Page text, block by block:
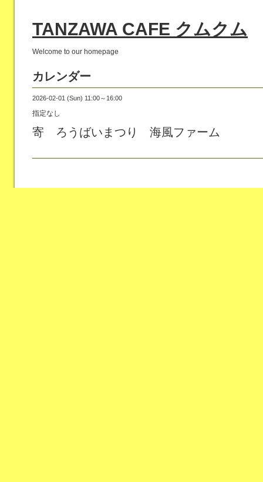
TANZAWA CAFE クムクム
Welcome to our homepage
カレンダー
2026-02-01 (Sun) 11:00～16:00
指定なし
寄 ろうばいまつり 海風ファーム